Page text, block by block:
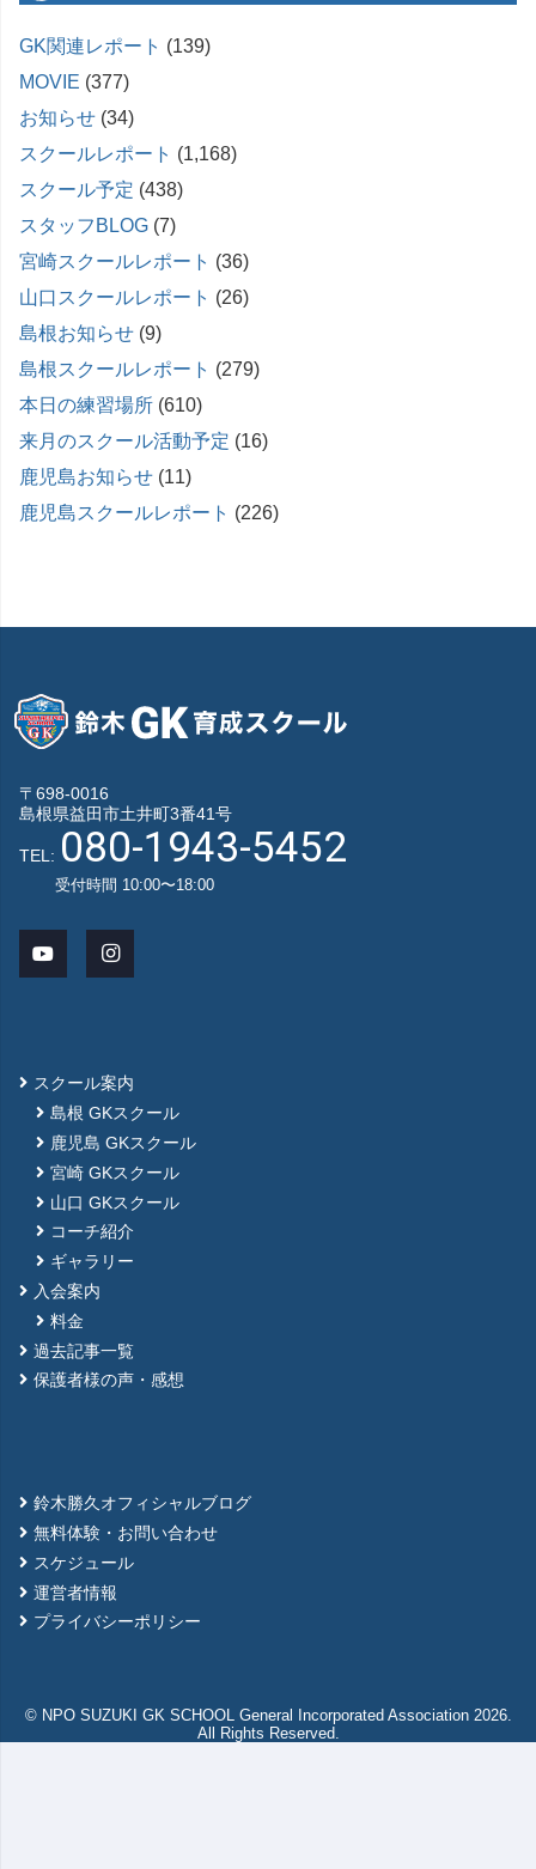
GK関連レポート (139)
MOVIE (377)
お知らせ (34)
スクールレポート (1,168)
スクール予定 (438)
スタッフBLOG (7)
宮崎スクールレポート (36)
山口スクールレポート (26)
島根お知らせ (9)
島根スクールレポート (279)
本日の練習場所 (610)
来月のスクール活動予定 (16)
鹿児島お知らせ (11)
鹿児島スクールレポート (226)
〒698-0016
島根県益田市土井町3番41号
TEL: 080-1943-5452
受付時間 10:00〜18:00
スクール案内
島根 GKスクール
鹿児島 GKスクール
宮崎 GKスクール
山口 GKスクール
コーチ紹介
ギャラリー
入会案内
料金
過去記事一覧
保護者様の声・感想
鈴木勝久オフィシャルブログ
無料体験・お問い合わせ
スケジュール
運営者情報
プライバシーポリシー
© NPO SUZUKI GK SCHOOL General Incorporated Association 2026.
All Rights Reserved.